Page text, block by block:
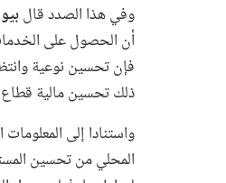
وفي هذا الصدد قال
أن الحصول على
فإن تحسين نوعية
ذلك تحسين مالية
واستنادا إلى
المحلي من تحسين